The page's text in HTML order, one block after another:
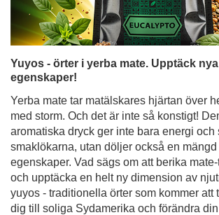
Yuyos - örter i yerba mate. Upptäck
egenskaper!
Yerba mate tar matälskares hjärtan över
med storm. Och det är inte så konstigt!
aromatiska dryck ger inte bara energi och
smaklökarna, utan döljer också en
egenskaper. Vad sägs om att berika
och upptäcka en helt ny dimension av
yuyos - traditionella örter som kommer att
dig till soliga Sydamerika och förändra